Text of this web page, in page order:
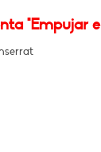
"Empujar